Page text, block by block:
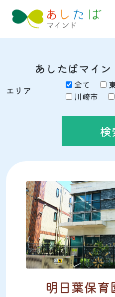
あしたばマイ
エリア 全て
川崎市
明日葉保育